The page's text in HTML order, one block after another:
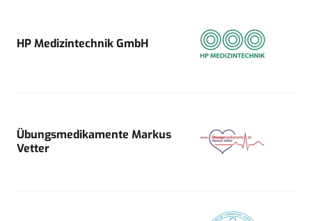
HP Medizintechnik GmbH
Übungsmedikamente Markus
Vetter